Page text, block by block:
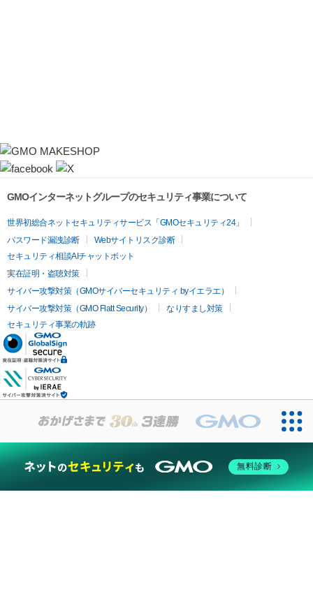
GMOインターネットグループのセキュリティ事業について
世界初総合ネットセキュリティサービス「GMOセキュリティ24」
パスワード漏洩診断
Webサイトリスク診断
セキュリティ相談AIチャットボット
実在証明・盗聴対策
サイバー攻撃対策（GMOサイバーセキュリティ byイエラエ）
サイバー攻撃対策（GMO Flatt Security）
なりすまし対策
セキュリティ事業の軌跡
無料診断